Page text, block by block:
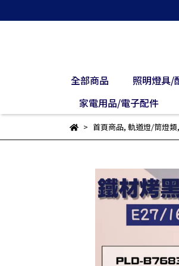
全部商品 照明燈具/
家電用品/電子配件
首頁商品, 軌道燈/筒燈類,